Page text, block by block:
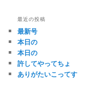
最近の投稿
最新号
本日の
本日の
許してやってちょ
ありがたいこってす